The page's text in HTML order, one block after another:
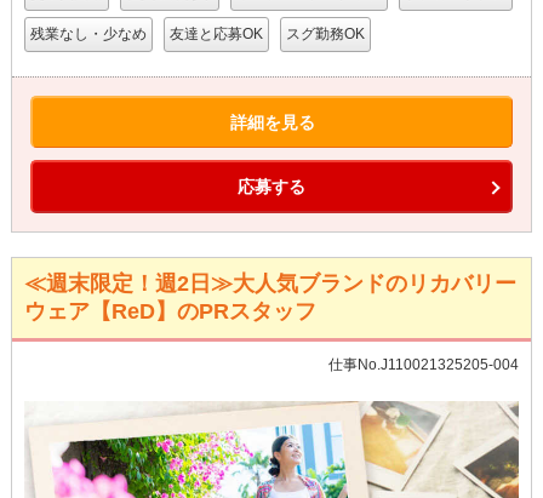
残業なし・少なめ 友達と応募OK スグ勤務OK
詳細を見る
応募する
≪週末限定！週2日≫大人気ブランドのリカバリー
ウェア【ReD】のPRスタッフ
仕事No.J110021325205-004